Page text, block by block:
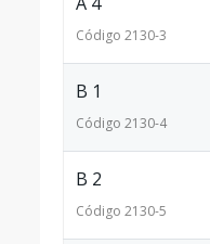
Código 2130-3
B 1
Código 2130-4
B 2
Código 2130-5